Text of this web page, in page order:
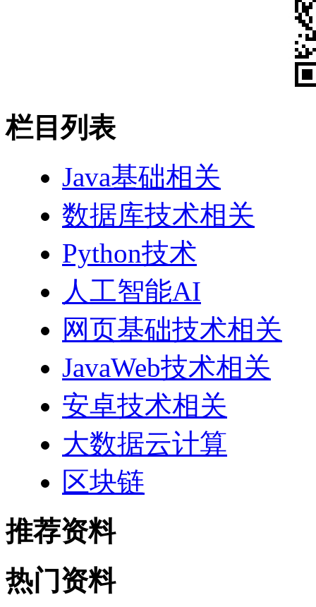
栏目列表
Java基础相关
数据库技术相关
Python技术
人工智能AI
网页基础技术相关
JavaWeb技术相关
安卓技术相关
大数据云计算
区块链
推荐资料
热门资料